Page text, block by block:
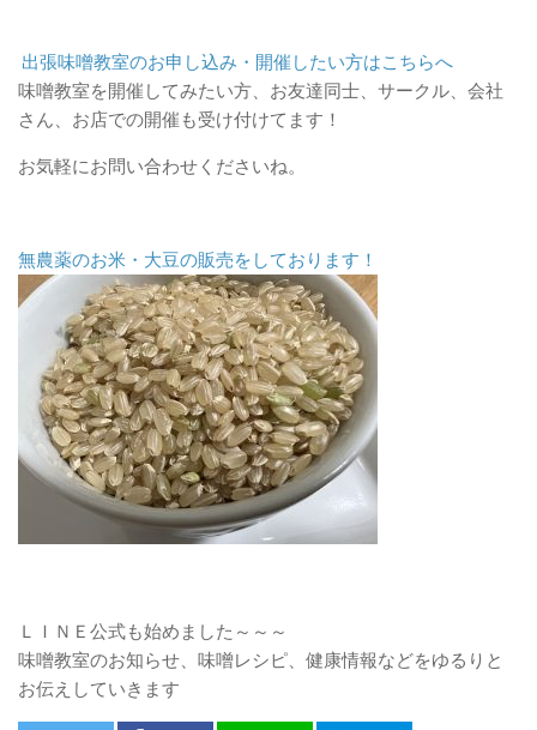
出張味噌教室のお申し込み・開催したい方はこちらへ
味噌教室を開催してみたい方、お友達同士、サークル、会社
さん、お店での開催も受け付けてます！
お気軽にお問い合わせくださいね。
無農薬のお米・大豆の販売をしております！
ＬＩＮＥ公式も始めました～～～
味噌教室のお知らせ、味噌レシピ、健康情報などをゆるりと
お伝えしていきます